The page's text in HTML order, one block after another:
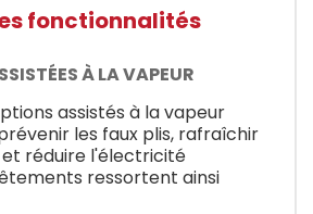
fonctionnalités
À LA VAPEUR
assistés à la vapeur
les faux plis, rafraîchir
réduire l'électricité
ressortent ainsi